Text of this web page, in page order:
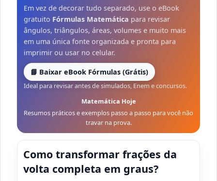
Em vez de decorar tudo separado, use o eBook
gratuito Fórmulas Matemática para revisar
ângulos, triângulos, áreas, volumes e muito mais
em uma única fonte organizada e pronta para
imprimir ou usar no celular.
📘 Baixar eBook Fórmulas (Grátis)
Ideal para revisar antes de simulados, Enem e concursos.
Matemática Hoje
Resumos práticos e exemplos passo a passo para você não
travar na prova.
Como transformar frações da
volta completa em graus?